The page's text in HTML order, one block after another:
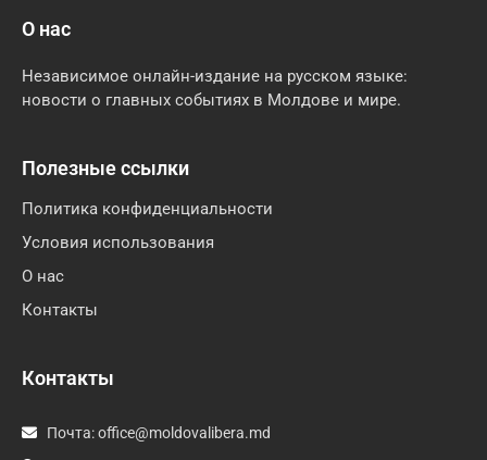
О нас
Независимое онлайн-издание на русском языке:
новости о главных событиях в Молдове и мире.
Полезные ссылки
Политика конфиденциальности
Условия использования
О нас
Контакты
Контакты
Почта:office@moldovalibera.md